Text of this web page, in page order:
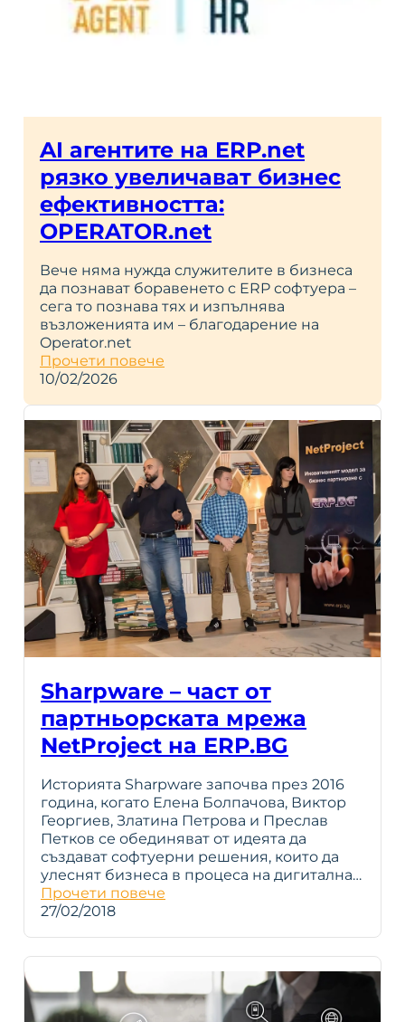
AI агентите на ERP.net
рязко увеличават бизнес
ефективността:
OPERATOR.net
Вече няма нужда служителите в бизнеса
да познават боравенето с ERP софтуера –
сега то познава тях и изпълнява
възложенията им – благодарение на
Operator.net
Прочети повече
10/02/2026
Sharpware – част от
партньорската мрежа
NetProject на ERP.BG
Историята Sharpware започва през 2016
година, когато Елена Болпачова, Виктор
Георгиев, Златина Петрова и Преслав
Петков се обединяват от идеята да
създават софтуерни решения, които да
улеснят бизнеса в процеса на дигитална…
Прочети повече
27/02/2018